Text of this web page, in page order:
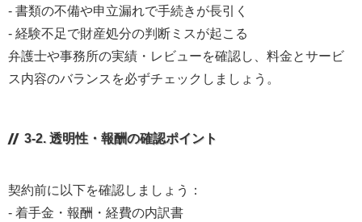
- 書類の不備や申立漏れで手続きが長引く
- 経験不足で財産処分の判断ミスが起こる
弁護士や事務所の実績・レビューを確認し、料金とサービ
ス内容のバランスを必ずチェックしましょう。
3-2. 透明性・報酬の確認ポイント
契約前に以下を確認しましょう：
- 着手金・報酬・経費の内訳書